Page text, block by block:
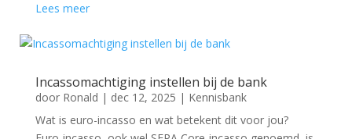
Lees meer
Incassomachtiging instellen bij de bank
door Ronald | dec 12, 2025 | Kennisbank
Wat is euro-incasso en wat betekent dit voor jou?